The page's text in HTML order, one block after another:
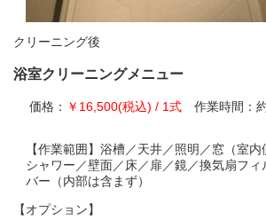
クリーニング後
浴室クリーニングメニュー
価格： ￥16,500(税込) / 1式 作業時間：
【作業範囲】浴槽／天井／照明／窓（室
シャワー／壁面／床／扉／鏡／換気扇フィ
バー（内部は含まず）
【オプション】